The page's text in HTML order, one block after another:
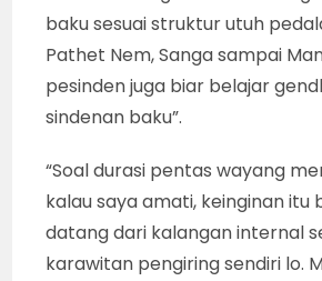
Dekan FK UGM), saat memberi
kebudayaan dan kebangsaan
Ramayana yang disajikan Ki Dr
Pentas wayang kulit yang
Kentungan, Kota Jogja (DIY),
merayakan HUT ke-80 RI,
iMNews.id/Dok)